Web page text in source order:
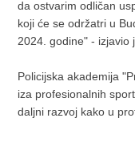
da ostvarim odličan
koji će se održatri u
2024. godine" - izjavio
Policijska akademija
iza profesionalnih
daljni razvoj kako u